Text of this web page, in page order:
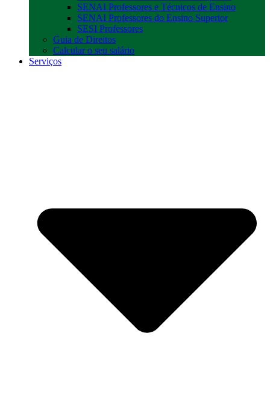
SENAI Professores e Técnicos de Ensino
SENAI Professores do Ensino Superior
SESI Professores
Guia de Direitos
Calcular o seu salário
Serviços